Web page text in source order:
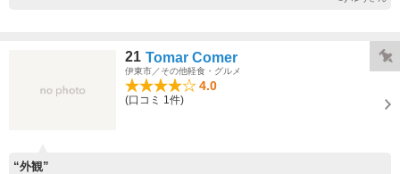
21 Tomar Comer
伊東市／その他軽食・グルメ
4.0
(口コミ 1件)
“外観”